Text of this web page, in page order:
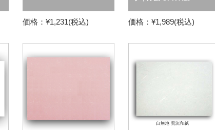
価格：¥1,231(税込) 価格：¥1,989(税込)